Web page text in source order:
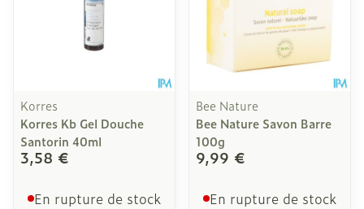
Korres
Korres Kb Gel Douche
Santorin 40ml
3,58 €
En rupture de stock
Bee Nature
Bee Nature Savon Barre
100g
9,99 €
En rupture de stock